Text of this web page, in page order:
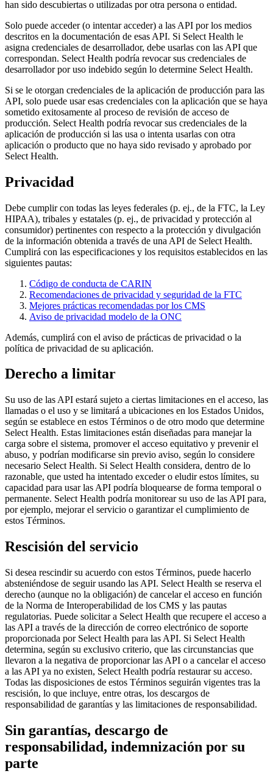
han sido descubiertas o utilizadas por otra persona o entidad.
Solo puede acceder (o intentar acceder) a las API por los medios
descritos en la documentación de esas API. Si Select Health le
asigna credenciales de desarrollador, debe usarlas con las API que
correspondan. Select Health podría revocar sus credenciales de
desarrollador por uso indebido según lo determine Select Health.
Si se le otorgan credenciales de la aplicación de producción para las
API, solo puede usar esas credenciales con la aplicación que se haya
sometido exitosamente al proceso de revisión de acceso de
producción. Select Health podría revocar sus credenciales de la
aplicación de producción si las usa o intenta usarlas con otra
aplicación o producto que no haya sido revisado y aprobado por
Select Health.
Privacidad
Debe cumplir con todas las leyes federales (p. ej., de la FTC, la Ley
HIPAA), tribales y estatales (p. ej., de privacidad y protección al
consumidor) pertinentes con respecto a la protección y divulgación
de la información obtenida a través de una API de Select Health.
Cumplirá con las especificaciones y los requisitos establecidos en las
siguientes pautas:
Código de conducta de CARIN
Recomendaciones de privacidad y seguridad de la FTC
Mejores prácticas recomendadas por los CMS
Aviso de privacidad modelo de la ONC
Además, cumplirá con el aviso de prácticas de privacidad o la
política de privacidad de su aplicación.
Derecho a limitar
Su uso de las API estará sujeto a ciertas limitaciones en el acceso, las
llamadas o el uso y se limitará a ubicaciones en los Estados Unidos,
según se establece en estos Términos o de otro modo que determine
Select Health. Estas limitaciones están diseñadas para manejar la
carga sobre el sistema, promover el acceso equitativo y prevenir el
abuso, y podrían modificarse sin previo aviso, según lo considere
necesario Select Health. Si Select Health considera, dentro de lo
razonable, que usted ha intentado exceder o eludir estos límites, su
capacidad para usar las API podría bloquearse de forma temporal o
permanente. Select Health podría monitorear su uso de las API para,
por ejemplo, mejorar el servicio o garantizar el cumplimiento de
estos Términos.
Rescisión del servicio
Si desea rescindir su acuerdo con estos Términos, puede hacerlo
absteniéndose de seguir usando las API. Select Health se reserva el
derecho (aunque no la obligación) de cancelar el acceso en función
de la Norma de Interoperabilidad de los CMS y las pautas
regulatorias. Puede solicitar a Select Health que recupere el acceso a
las API a través de la dirección de correo electrónico de soporte
proporcionada por Select Health para las API. Si Select Health
determina, según su exclusivo criterio, que las circunstancias que
llevaron a la negativa de proporcionar las API o a cancelar el acceso
a las API ya no existen, Select Health podría restaurar su acceso.
Todas las disposiciones de estos Términos seguirán vigentes tras la
rescisión, lo que incluye, entre otras, los descargos de
responsabilidad de garantías y las limitaciones de responsabilidad.
Sin garantías, descargo de
responsabilidad, indemnización por su
parte